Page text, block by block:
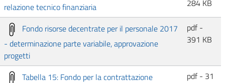
relazione tecnico finanziaria
284 KB
Fondo risorse decentrate per il personale 2017
- determinazione parte variabile, approvazione
progetti
pdf -
391 KB
Tabella 15: Fondo per la contrattazione
pdf - 31